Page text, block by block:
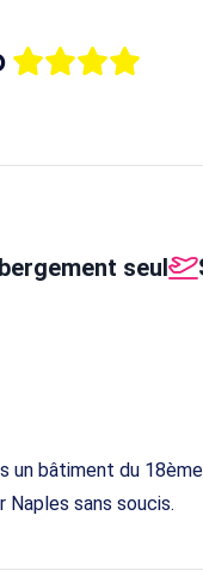
seul
un bâtiment du
sans soucis.